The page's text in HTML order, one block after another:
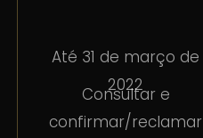
Até 31 de março de
2022
Consultar e
confirmar/reclamar